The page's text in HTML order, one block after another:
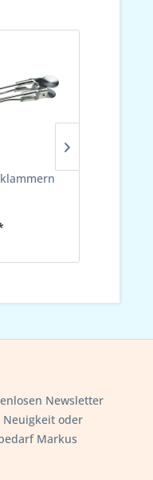
Newsletter
Neuigkeit oder
Markus